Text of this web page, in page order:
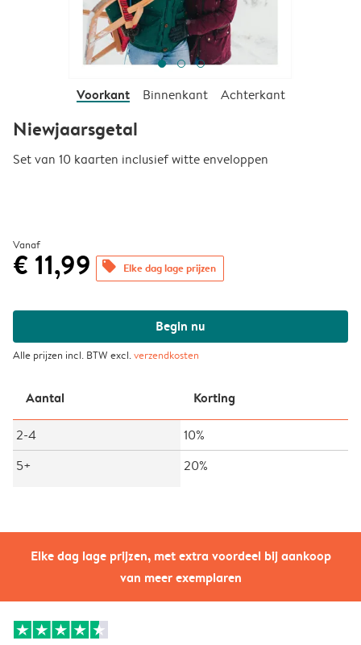
Elke dag lage prijzen, met extra voordeel bij aankoop
van meer exemplaren
Voorkant Binnenkant Achterkant
Niewjaarsgetal
Set van 10 kaarten inclusief witte enveloppen
Vanaf
€ 11,99 offers Elke dag lage prijzen
Begin nu
Alle prijzen incl. BTW excl.verzendkosten
Aantal Korting
2-4
10%
5+
20%